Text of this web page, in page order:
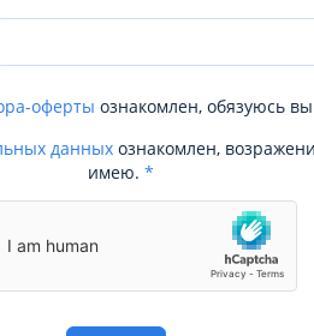
оферты ознакомлен, обязуюсь
данных ознакомлен,
имею. *